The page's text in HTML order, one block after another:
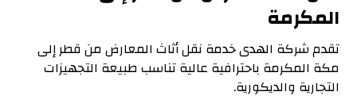
المكرمة
تقدم شركة الهدى خدمة نقل أثاث المعارض من قطر إلى
مكة المكرمة باحترافية عالية تناسب طبيعة التجهيزات
التجارية والديكورية.